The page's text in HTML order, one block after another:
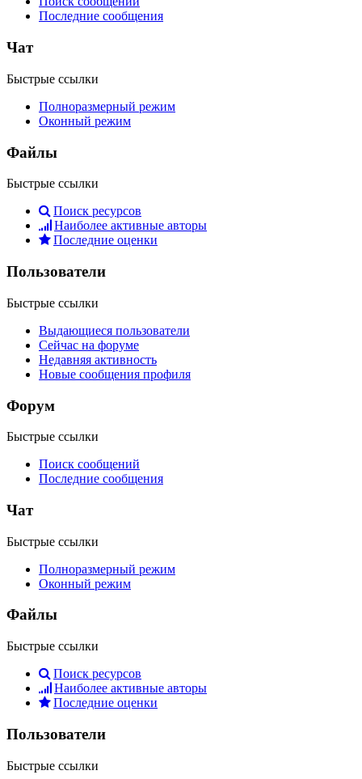
Последние сообщения
Чат
Быстрые ссылки
Полноразмерный режим
Оконный режим
Файлы
Быстрые ссылки
Поиск ресурсов
Наиболее активные авторы
Последние оценки
Пользователи
Быстрые ссылки
Выдающиеся пользователи
Сейчас на форуме
Недавняя активность
Новые сообщения профиля
Форум
Быстрые ссылки
Поиск сообщений
Последние сообщения
Чат
Быстрые ссылки
Полноразмерный режим
Оконный режим
Файлы
Быстрые ссылки
Поиск ресурсов
Наиболее активные авторы
Последние оценки
Пользователи
Быстрые ссылки